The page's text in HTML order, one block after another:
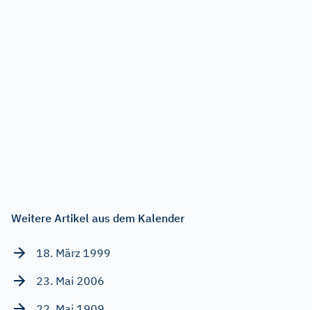
Weitere Artikel aus dem Kalender
18. März 1999
23. Mai 2006